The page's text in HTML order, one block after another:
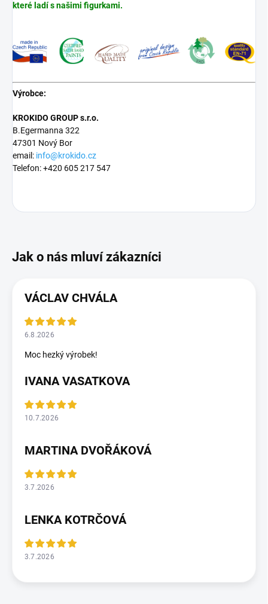
které ladí s našimi figurkami.
Výrobce:
KROKIDO GROUP s.r.o.
B.Egermanna 322
47301 Nový Bor
email: info@krokido.cz
Telefon: +420 605 217 547
VÁCLAV CHVÁLA
6.8.2026
Moc hezký výrobek!
IVANA VASATKOVA
10.7.2026
MARTINA DVOŘÁKOVÁ
3.7.2026
LENKA KOTRČOVÁ
3.7.2026